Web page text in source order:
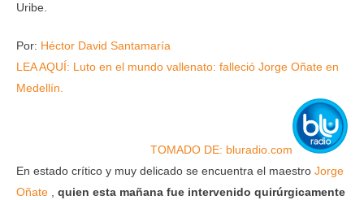
Uribe.
Por: Héctor David Santamaría
LEA AQUÍ: Luto en el mundo vallenato: falleció Jorge Oñate en
Medellín.
TOMADO DE: bluradio.com
En estado crítico y muy delicado se encuentra el maestro Jorge
Oñate
quien esta mañana fue intervenido quirúrgicamente